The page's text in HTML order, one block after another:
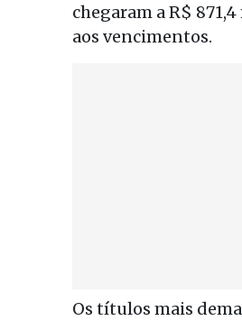
chegaram a R$
aos vencimentos.
Os títulos mais